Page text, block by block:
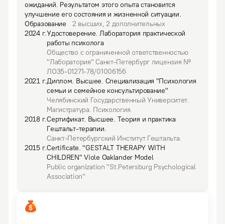
ожиданий. Результатом этого опыта становится
улучшение его состояния и жизненной ситуации.
Образование
2 высших,2 дополнительных
2024г.Удостоверение. Лаборатория практической
работы психолога
Общество с ограниченной ответственностью
"Лаборатория" Санкт-Петербург лицензия №
ЛО35-01271-78/01006156
2021г.Диплом. Высшее. Специализация "Психология
семьи и семейное консультирование"
Челябинский Государственный Университет.
Магистратура. Психология.
2018г.Сертификат. Высшее. Теория и практика
Гештальт-терапии.
Санкт-Петербургский Институт Гештальта.
2015г.Certificate. "GESTALT THERAPY WITH
CHILDREN" Viole Oaklander Model
Public organization "St.Petersburg Psychological
Association"